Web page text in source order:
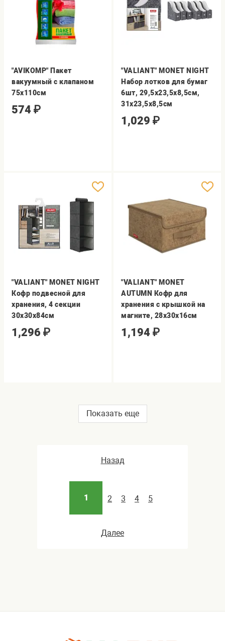
"AVIKOMP" Пакет
вакуумный с клапаном
75х110см
574 ₽
"VALIANT" MONET NIGHT
Набор лотков для бумаг
6шт, 29,5х23,5х8,5см,
31х23,5х8,5см
1,029 ₽
"VALIANT" MONET NIGHT
Кофр подвесной для
хранения, 4 секции
30х30х84см
1,296 ₽
"VALIANT" MONET
AUTUMN Кофр для
хранения с крышкой на
магните, 28х30х16см
1,194 ₽
Показать еще
Назад
1 2 3 4 5
Далее